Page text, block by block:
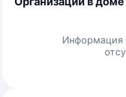
Информация